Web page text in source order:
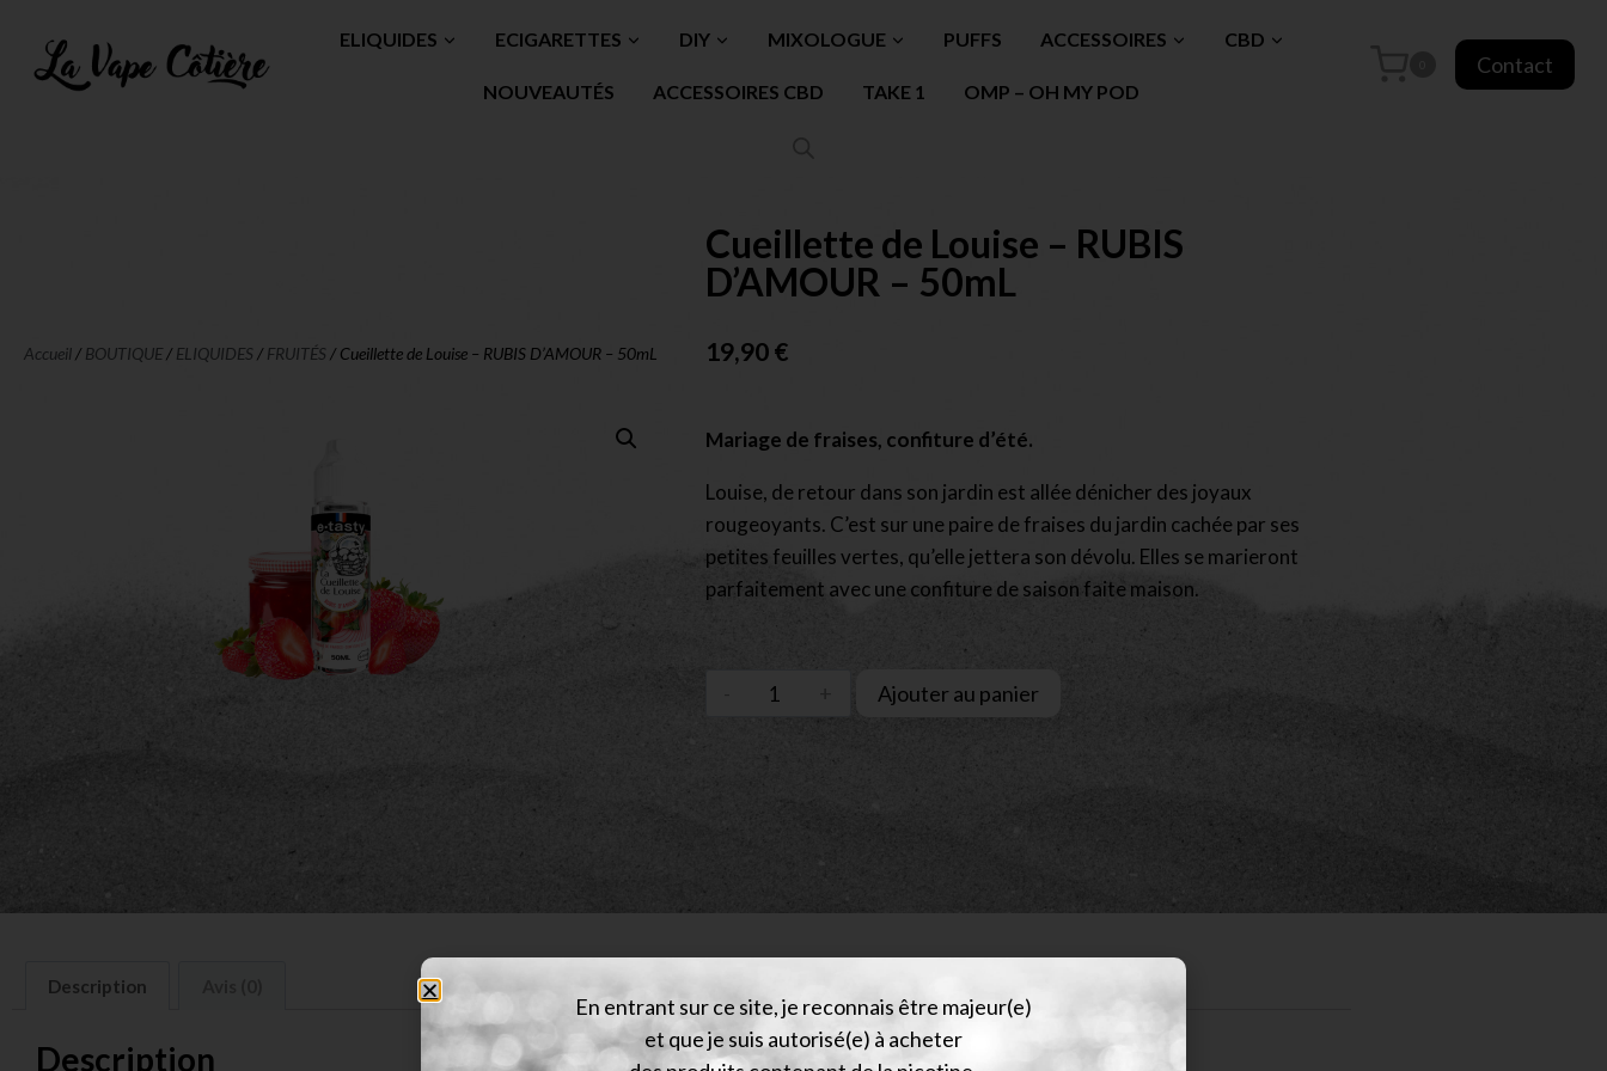
ELIQUIDES ECIGARETTES DIY MIXOLOGUE PUFFS ACCESSOIRES CBD
NOUVEAUTÉS ACCESSOIRES CBD TAKE 1 OMP – OH MY POD
Contact
Accueil/ BOUTIQUE/ ELIQUIDES / FRUITÉS / Cueillette de Louise – RUBIS D’AMOUR – 50mL
Cueillette de Louise – RUBIS
D’AMOUR – 50mL
19,90€
Mariage de fraises, confiture d’été.
Louise, de retour dans son jardin est allée dénicher des joyaux
rougeoyants. C’est sur une paire de fraises du jardin cachée par ses
petites feuilles vertes, qu’elle jettera son dévolu. Elles se marieront
parfaitement avec une confiture de saison faite maison.
Ajouter au panier
Description
Description
En entrant sur ce site, je reconnais être majeur(e)
et que je suis autorisé(e) à acheter